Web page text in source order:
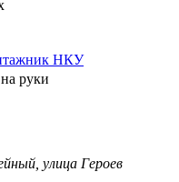
НКУ
на руки
улица Героев